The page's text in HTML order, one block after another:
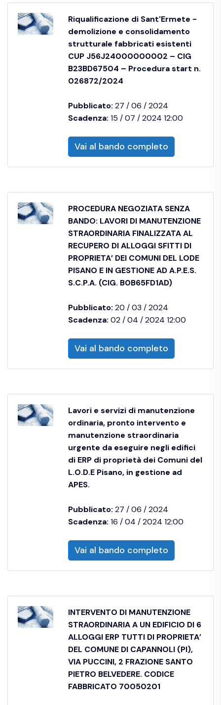
Riqualificazione di Sant'Ermete -
demolizione e consolidamento
strutturale fabbricati esistenti
CUP J56J24000000002 – CIG
B23BD67504 – Procedura start n.
026872/2024
Pubblicato: 27 / 06 / 2024
Scadenza: 15 / 07 / 2024 12:00
Vai al bando completo
PROCEDURA NEGOZIATA SENZA
BANDO: LAVORI DI MANUTENZIONE
STRAORDINARIA FINALIZZATA AL
RECUPERO DI ALLOGGI SFITTI DI
PROPRIETA’ DEI COMUNI DEL LODE
PISANO E IN GESTIONE AD A.P.E.S.
S.C.P.A. (CIG. B0B65FD1AD)
Pubblicato: 20 / 03 / 2024
Scadenza: 02 / 04 / 2024 12:00
Vai al bando completo
Lavori e servizi di manutenzione
ordinaria, pronto intervento e
manutenzione straordinaria
urgente da eseguire negli edifici
di ERP di proprietà dei Comuni del
L.O.D.E Pisano, in gestione ad
APES.
Pubblicato: 27 / 06 / 2024
Scadenza: 16 / 04 / 2024 12:00
Vai al bando completo
INTERVENTO DI MANUTENZIONE
STRAORDINARIA A UN EDIFICIO DI 6
ALLOGGI ERP TUTTI DI PROPRIETA’
DEL COMUNE DI CAPANNOLI (PI),
VIA PUCCINI, 2 FRAZIONE SANTO
PIETRO BELVEDERE. CODICE
FABBRICATO 70050201